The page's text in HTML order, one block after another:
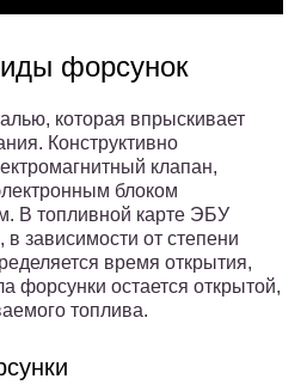
форсунок
которая впрыскивает
Конструктивно
клапан,
блоком
В топливной карте ЭБУ
зависимости от степени
время открытия,
форсунки остается открытой,
топлива.